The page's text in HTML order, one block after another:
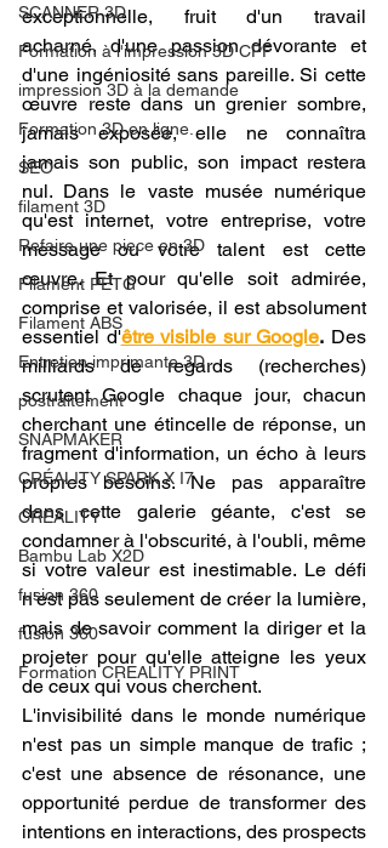
SCANNER 3D
Formation à l'impression 3D CPF
impression 3D à la demande
Formation 3D en ligne.
SEO
filament 3D
Refaire une piece en 3D
Filament PETG
Filament ABS
Entretien imprimante 3D
postraitement
SNAPMAKER
CRÉALITY SPARK X I7
CREALITY
Bambu Lab X2D
fusion 360
fusion 360
Formation CREALITY PRINT
exceptionnelle, fruit d'un travail
acharné, d'une passion dévorante et
d'une ingéniosité sans pareille. Si cette
œuvre reste dans un grenier sombre,
jamais exposée, elle ne connaîtra
jamais son public, son impact restera
nul. Dans le vaste musée numérique
qu'est internet, votre entreprise, votre
message ou votre talent est cette
œuvre. Et pour qu'elle soit admirée,
comprise et valorisée, il est absolument
essentiel d'être visible sur Google. Des
milliards de regards (recherches)
scrutent Google chaque jour, chacun
cherchant une étincelle de réponse, un
fragment d'information, un écho à leurs
propres besoins. Ne pas apparaître
dans cette galerie géante, c'est se
condamner à l'obscurité, à l'oubli, même
si votre valeur est inestimable. Le défi
n'est pas seulement de créer la lumière,
mais de savoir comment la diriger et la
projeter pour qu'elle atteigne les yeux
de ceux qui vous cherchent.
L'invisibilité dans le monde numérique
n'est pas un simple manque de trafic ;
c'est une absence de résonance, une
opportunité perdue de transformer des
intentions en interactions, des prospects